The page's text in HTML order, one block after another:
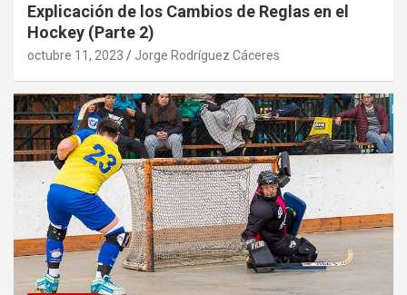
Explicación de los Cambios de Reglas en el
Hockey (Parte 2)
octubre 11, 2023 Jorge Rodríguez Cáceres